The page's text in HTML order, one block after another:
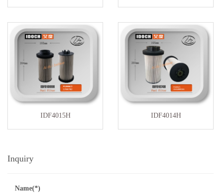
IDF4015H IDF4014H
Inquiry
Name(*)